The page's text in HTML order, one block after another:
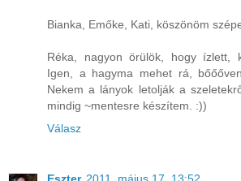
Bianka, Emőke, Kati, köszönöm
Réka, nagyon örülök, hogy ízlett,
Igen, a hagyma mehet rá,
Nekem a lányok letolják a
mindig ~mentesre készítem. :))
Válasz